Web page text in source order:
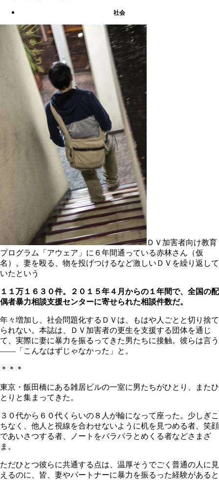
社会
ＤＶ加害者向け教育
プログラム「アウェア」に６年間通っている赤林さん（仮
名）。妻を殴る、物を投げつけるなど激しいＤＶを繰り返して
いたという
１１万１６３０件。２０１５年４月からの１年間で、全国の配
偶者暴力相談支援センターに寄せられた相談件数だ。
年々増加し、社会問題化するＤＶは、もはや人ごとと切り捨て
られない。本誌は、ＤＶ加害者の更生を支援する団体を通じ
て、実際に妻に暴力を振るってきた男たちに接触。彼らは言う
――「こんなはずじゃなかった」と。
＊＊＊
東京・飯田橋にある雑居ビルの一室に男たちがひとり、またひ
とりと集まってきた。
３０代から６０代くらいの８人が輪になって座った。少しぎこ
ちなく、他人と視線を合わせないように机を見つめる者、笑顔
であいさつする者、ノートをパラパラとめくる者などさまざ
ま。
ただひとつ彼らに共通する点は、温厚そうでごく普通の人に見
えるのに、皆、妻やパートナーに暴力を振るった経験があると